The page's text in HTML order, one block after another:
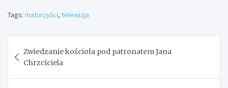
Tags: maturzyści, telewizja
wpisu
Zwiedzanie kościoła pod patronatem Jana
Chrzciciela